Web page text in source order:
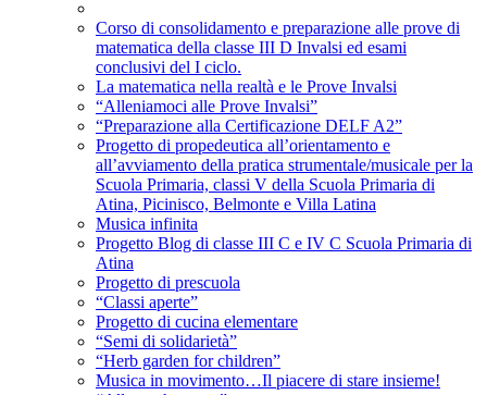
Corso di consolidamento e preparazione alle prove di
matematica della classe III D Invalsi ed esami
conclusivi del I ciclo.
La matematica nella realtà e le Prove Invalsi
“Alleniamoci alle Prove Invalsi”
“Preparazione alla Certificazione DELF A2”
Progetto di propedeutica all’orientamento e
all’avviamento della pratica strumentale/musicale per la
Scuola Primaria, classi V della Scuola Primaria di
Atina, Picinisco, Belmonte e Villa Latina
Musica infinita
Progetto Blog di classe III C e IV C Scuola Primaria di
Atina
Progetto di prescuola
“Classi aperte”
Progetto di cucina elementare
“Semi di solidarietà”
“Herb garden for children”
Musica in movimento…Il piacere di stare insieme!